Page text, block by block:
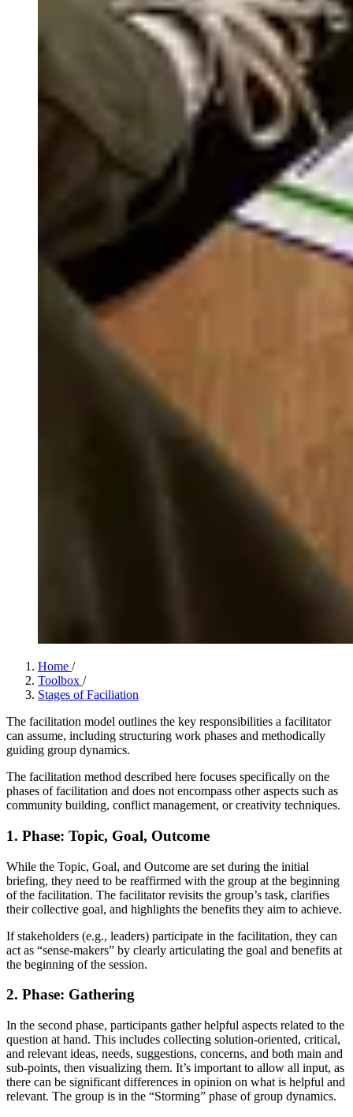
Home /
Toolbox /
Stages of Faciliation
The facilitation model outlines the key responsibilities a facilitator
can assume, including structuring work phases and methodically
guiding group dynamics.
The facilitation method described here focuses specifically on the
phases of facilitation and does not encompass other aspects such as
community building, conflict management, or creativity techniques.
1. Phase: Topic, Goal, Outcome
While the Topic, Goal, and Outcome are set during the initial
briefing, they need to be reaffirmed with the group at the beginning
of the facilitation. The facilitator revisits the group’s task, clarifies
their collective goal, and highlights the benefits they aim to achieve.
If stakeholders (e.g., leaders) participate in the facilitation, they can
act as “sense-makers” by clearly articulating the goal and benefits at
the beginning of the session.
2. Phase: Gathering
In the second phase, participants gather helpful aspects related to the
question at hand. This includes collecting solution-oriented, critical,
and relevant ideas, needs, suggestions, concerns, and both main and
sub-points, then visualizing them. It’s important to allow all input, as
there can be significant differences in opinion on what is helpful and
relevant. The group is in the “Storming” phase of group dynamics.